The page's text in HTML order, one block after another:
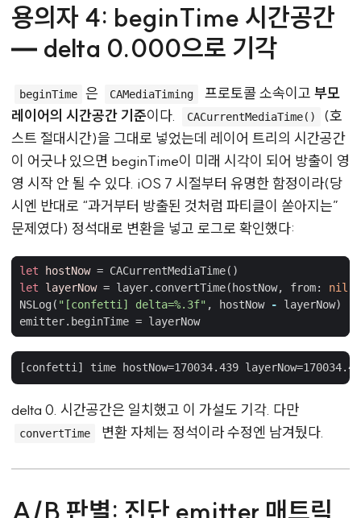
용의자 4: beginTime 시간공간
— delta 0.000으로 기각
beginTime 은 CAMediaTiming 프로토콜 소속이고 부모
레이어의 시간공간 기준이다. CACurrentMediaTime()
(호
스트 절대시간)을 그대로 넣었는데 레이어 트리의 시간공간
이 어긋나 있으면 beginTime이 미래 시각이 되어 방출이 영
영 시작 안 될 수 있다. iOS 7 시절부터 유명한 함정이라(당
시엔 반대로 “과거부터 방출된 것처럼 파티클이 쏟아지는”
문제였다) 정석대로 변환을 넣고 로그로 확인했다:
let hostNow = CACurrentMediaTime()
let
layerNow = layer. convertTime( hostNow, from: nil
NSLog ( "[confetti] delta=%.3f" , hostNow - layerNow)
emitter. beginTime = layerNow
delta 0. 시간공간은 일치했고 이 가설도 기각. 다만
convertTime 변환 자체는 정석이라 수정엔 남겨뒀다.
A/B 판별: 진단 emitter 매트릭